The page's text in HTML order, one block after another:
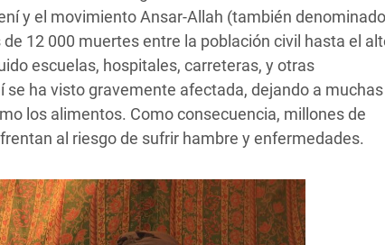
y el movimiento Ansar-Allah (también
12 000 muertes entre la población civil hasta el
escuelas, hospitales, carreteras, y otras
ha visto gravemente afectada, dejando a muchas
los alimentos. Como consecuencia, millones de
al riesgo de sufrir hambre y enfermedades.